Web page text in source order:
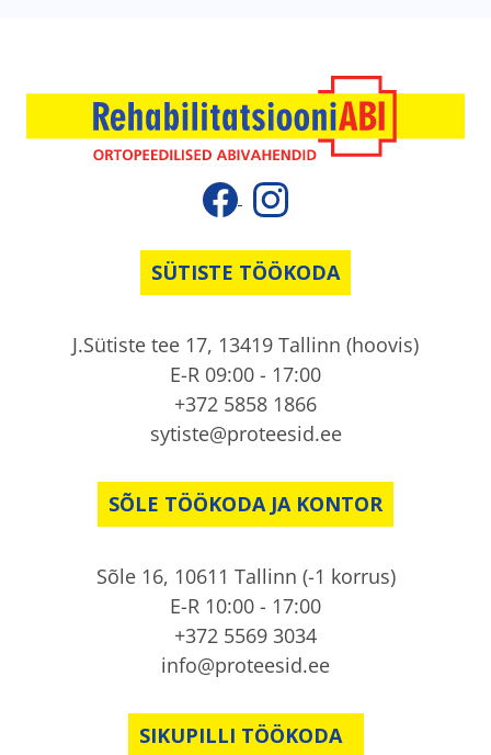
SÜTISTE TÖÖKODA
J.Sütiste tee 17, 13419 Tallinn (hoovis)
E-R 09:00 - 17:00
+372 5858 1866
sytiste@proteesid.ee
SÕLE TÖÖKODA JA KONTOR
Sõle 16, 10611 Tallinn (-1 korrus)
E-R 10:00 - 17:00
+372 5569 3034
info@proteesid.ee
SIKUPILLI TÖÖKODA